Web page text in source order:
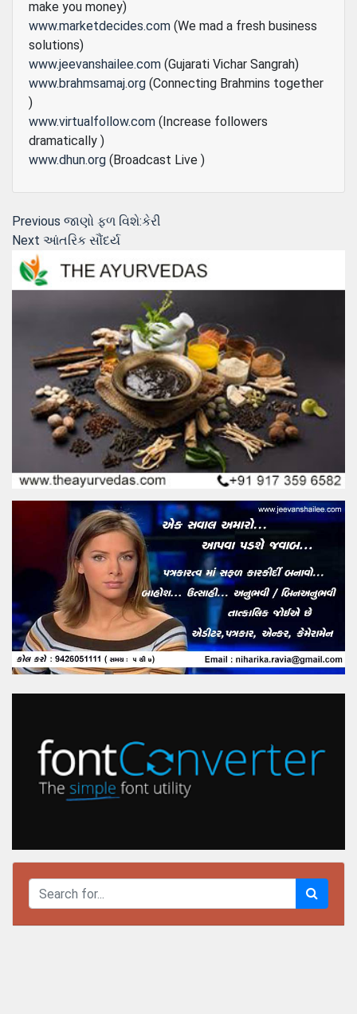
make you money)
www.marketdecides.com (We mad a fresh business
solutions)
www.jeevanshailee.com (Gujarati Vichar Sangrah)
www.brahmsamaj.org (Connecting Brahmins together
)
www.virtualfollow.com (Increase followers
dramatically )
www.dhun.org (Broadcast Live )
Post
navigation
Previous Previous
post:
જાણો ફળ વિશે:કેરી
Next Next
આંતરિક સૌંદર્ય